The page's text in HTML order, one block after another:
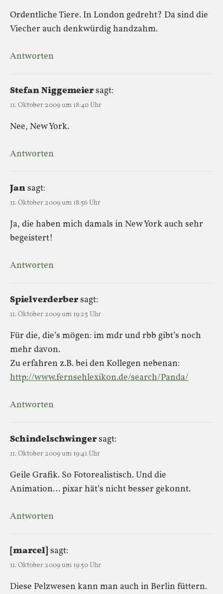
Ordentliche Tiere. In London gedreht? Da sind die
Viecher auch denkwürdig handzahm.
Antworten
Stefan Niggemeiersagt:
11. Oktober 2009 um 18:40 Uhr
Nee, New York.
Antworten
Jansagt:
11. Oktober 2009 um 18:56 Uhr
Ja, die haben mich damals in New York auch sehr
begeistert!
Antworten
Spielverderbersagt:
11. Oktober 2009 um 19:25 Uhr
Für die, die’s mögen: im mdr und rbb gibt’s noch
mehr davon.
Zu erfahren z.B. bei den Kollegen nebenan:
http://www.fernsehlexikon.de/search/Panda/
Antworten
Schindelschwingersagt:
11. Oktober 2009 um 19:41 Uhr
Geile Grafik. So Fotorealistisch. Und die
Animation… pixar hät’s nicht besser gekonnt.
Antworten
[marcel] sagt:
11. Oktober 2009 um 19:50 Uhr
Diese Pelzwesen kann man auch in Berlin füttern.